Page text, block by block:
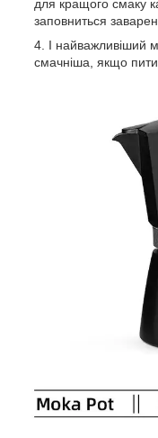
для кращого смаку
заповниться
І найважливіший
смачніша, якщо пити